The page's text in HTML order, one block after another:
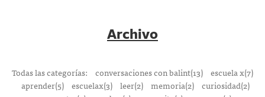
Archivo
Todas las categorías: conversaciones con balint(13) escuela x(7)
aprender(5) escuelax(3) leer(2) memoria(2) curiosidad(2)